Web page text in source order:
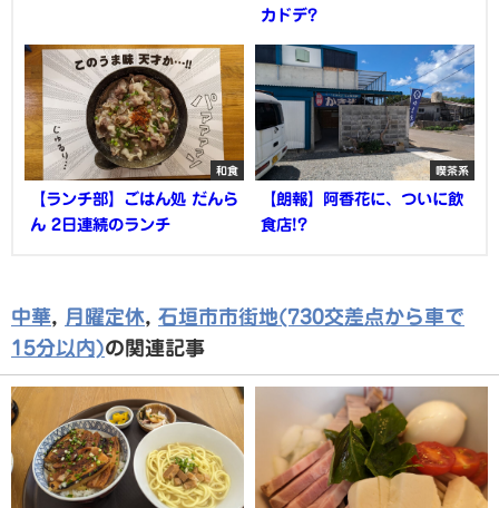
カドデ?
和食
【ランチ部】ごはん処 だんら
ん 2日連続のランチ
喫茶系
【朗報】阿香花に、ついに飲
食店!?
中華, 月曜定休, 石垣市市街地(730交差点から車で
15分以内)の関連記事